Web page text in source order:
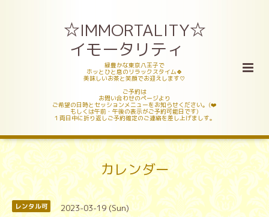
☆IMMORTALITY☆
イモータリティ
緑豊かな東京八王子で
ホッとひと息のリラックスタイム🍀
美味しいお茶と笑顔でお迎えします♡
ご予約は
お問い合わせのページより
ご希望の日時とセッションメニューをお知らせください。(❤️
もしくは午前・午後の表示がご予約可能日です)
１両日中に折り返しご予約確定のご連絡を差し上げましす。
カレンダー
レンタル可 2023-03-19 (Sun)